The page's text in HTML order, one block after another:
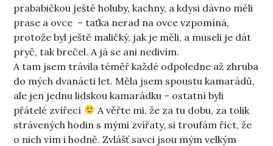
prababičkou ještě holuby, kachny, a kdysi dávno měli
prase a ovce – taťka nerad na ovce vzpomíná,
protože byl ještě maličký, jak je měli, a museli je dát
pryč, tak brečel. A já se ani nedivím.
A tam jsem trávila téměř každé odpoledne až zhruba
do mých dvanácti let. Měla jsem spoustu kamarádů,
ale jen jednu lidskou kamarádku – ostatní byli
přátelé zvířecí
A věřte mi, že za tu dobu, za tolik
strávených hodin s mými zvířaty, si troufám říct, že
o nich vím i hodně. Zvlášť savci jsou mým velkým